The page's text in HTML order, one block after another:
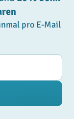
pro E-Mail